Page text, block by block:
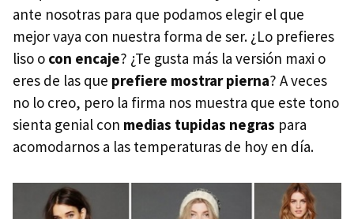
ante nosotras para que podamos elegir el que
mejor vaya con nuestra forma de ser. ¿Lo prefieres
liso o con encaje? ¿Te gusta más la versión maxi o
eres de las que prefiere mostrar pierna? A veces
no lo creo, pero la firma nos muestra que este tono
sienta genial con medias tupidas negras para
acomodarnos a las temperaturas de hoy en día.